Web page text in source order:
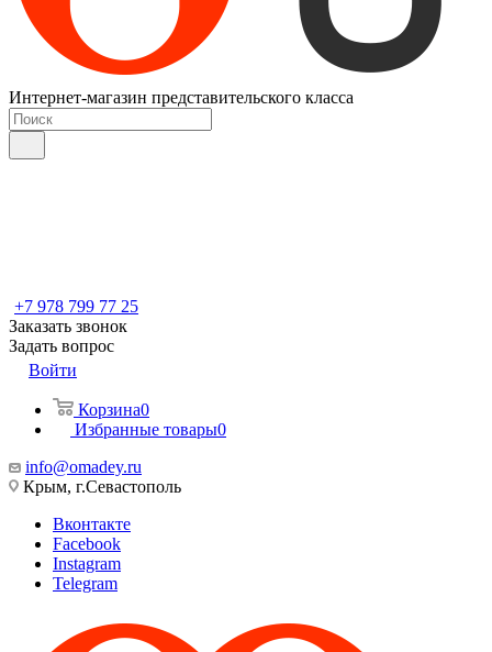
Интернет-магазин представительского класса
+7 978 799 77 25
Заказать звонок
Задать вопрос
Войти
Корзина0
Избранные товары0
info@omadey.ru
Крым, г.Севастополь
Вконтакте
Facebook
Instagram
Telegram